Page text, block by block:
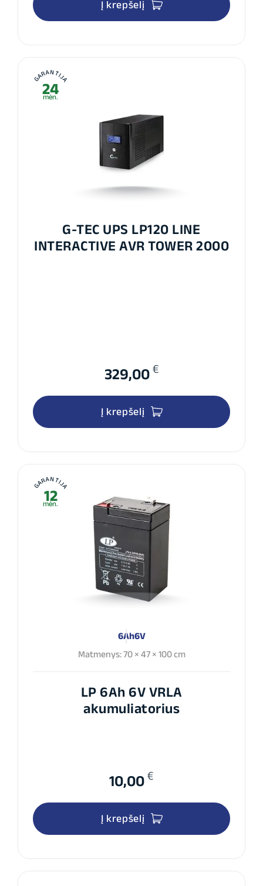
Į krepšelį
GARANTIJA
24
mėn.
G-TEC UPS LP120 LINE
INTERACTIVE AVR TOWER 2000
329,00 €
Į krepšelį
GARANTIJA
12
mėn.
6Ah6V
Matmenys: 70 × 47 × 100 cm
LP 6Ah 6V VRLA
akumuliatorius
10,00 €
Į krepšelį